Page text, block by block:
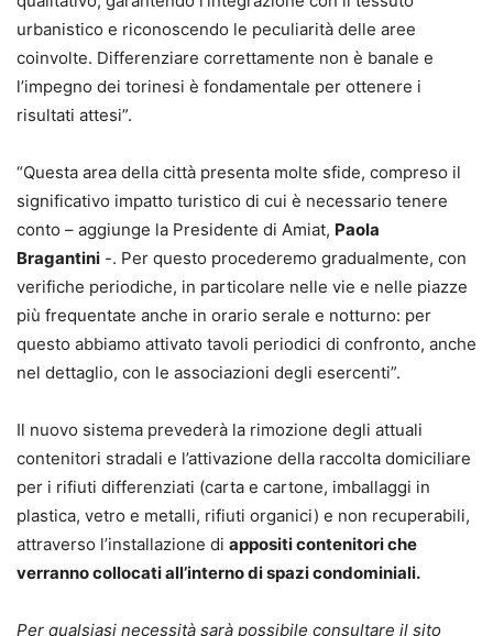
urbanistico e riconoscendo le peculiarità delle aree
coinvolte. Differenziare correttamente non è banale e
l’impegno dei torinesi è fondamentale per ottenere i
risultati attesi”.
“Questa area della città presenta molte sfide, compreso il
significativo impatto turistico di cui è necessario tenere
conto – aggiunge la Presidente di Amiat, Paola
Bragantini -. Per questo procederemo gradualmente, con
verifiche periodiche, in particolare nelle vie e nelle piazze
più frequentate anche in orario serale e notturno: per
questo abbiamo attivato tavoli periodici di confronto, anche
nel dettaglio, con le associazioni degli esercenti”.
Il nuovo sistema prevederà la rimozione degli attuali
contenitori stradali e l’attivazione della raccolta domiciliare
per i rifiuti differenziati (carta e cartone, imballaggi in
plastica, vetro e metalli, rifiuti organici) e non recuperabili,
attraverso l’installazione di appositi contenitori che
verranno collocati all’interno di spazi condominiali.
Per qualsiasi necessità sarà possibile consultare il sito